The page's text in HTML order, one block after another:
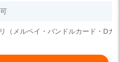
（メルペイ・バンドルカード・Dカ